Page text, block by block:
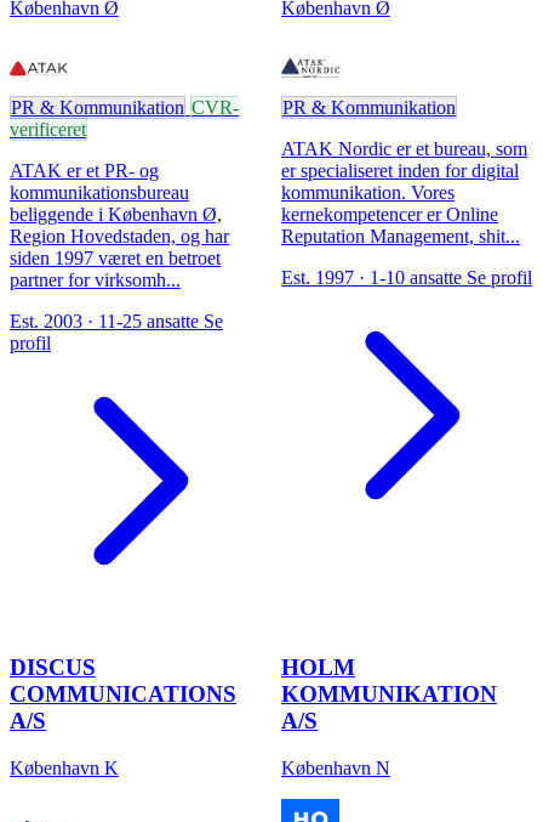
København Ø
PR & Kommunikation CVR-
verificeret
ATAK er et PR- og
kommunikationsbureau
beliggende i København Ø,
Region Hovedstaden, og har
siden 1997 været en betroet
partner for virksomh...
Est. 2003 · 11-25 ansatte Se
profil
København Ø
PR & Kommunikation
ATAK Nordic er et bureau, som
er specialiseret inden for digital
kommunikation. Vores
kernekompetencer er Online
Reputation Management, shit...
Est. 1997 · 1-10 ansatte Se profil
DISCUS
COMMUNICATIONS
A/S
København K
HOLM
KOMMUNIKATION
A/S
København N